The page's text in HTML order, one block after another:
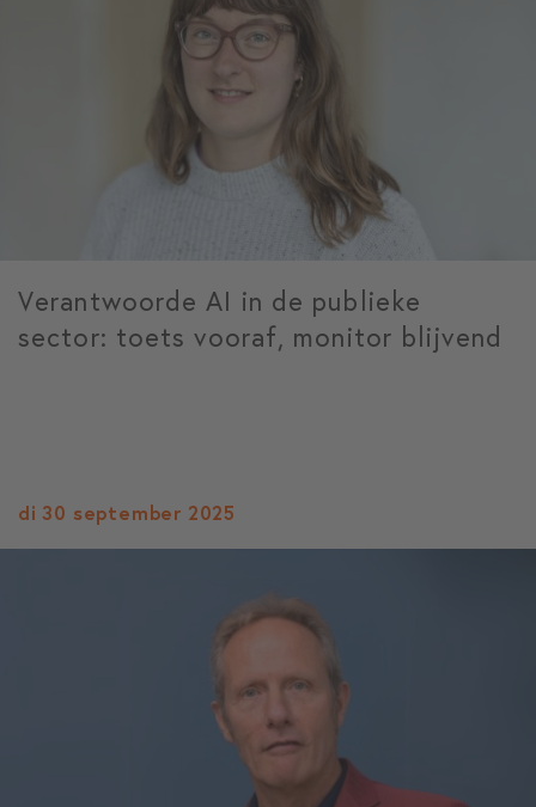
Verantwoorde AI in de publieke
sector: toets vooraf, monitor blijvend
di 30 september 2025